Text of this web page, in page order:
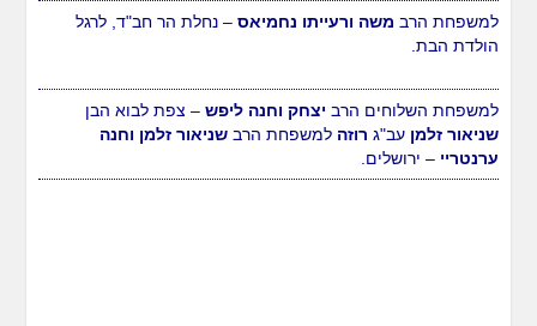
למשפחת הרב משה ורעייתו נחמיאס – נחלת הר חב"ד, לרגל
הולדת הבת.
למשפחת השלוחים הרב יצחק וחנה ליפש – צפת לבוא הבן
שניאור זלמן עב"ג רוזה למשפחת הרב שניאור זלמן וחנה
ערנטריי – ירושלים.